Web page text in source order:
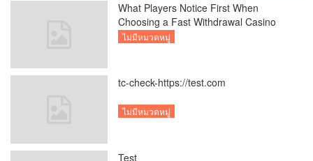
What Players Notice First When
Choosing a Fast Withdrawal Casino
UK
ไม่มีหมวดหมู่
tc-check-https://test.com
ไม่มีหมวดหมู่
Test